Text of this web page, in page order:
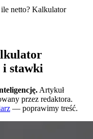
netto? Kalkulator
i stawki
Artykuł
przez redaktora.
— poprawimy treść.